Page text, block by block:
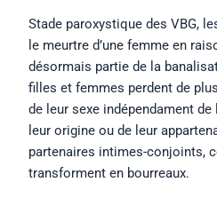
Stade paroxystique des VBG,
le meurtre d’une femme en
désormais partie de la
filles et femmes perdent de
de leur sexe indépendament
leur origine ou de leur
partenaires intimes-conjoints,
transforment en bourreaux.